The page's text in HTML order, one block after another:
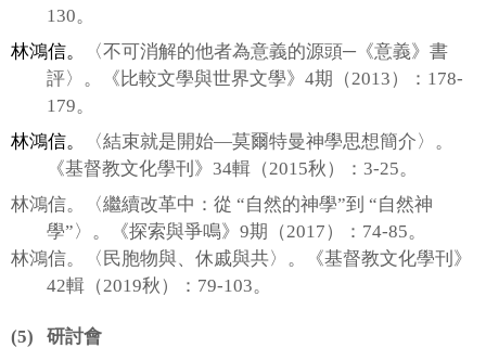
130。
林鴻信。
〈不可消解的他者為意義的源頭─ 《意義》書
評〉。《比較文學與世界文學》4期（2013）： 178-
179。
林鴻信。
〈結束就是開始―莫爾特曼神學思想簡介〉。
《基督教文化學刊》34輯（2015秋）：3-25。
林鴻信。〈繼續改革中：從 “自然的神學”到 “自然神
學”〉。《探索與爭鳴》9期（2017）： 74-85。
林鴻信。〈民胞物與、休戚與共〉。《基督教文化學刊》
42輯（2019秋）： 79-103。
(5) 研討會